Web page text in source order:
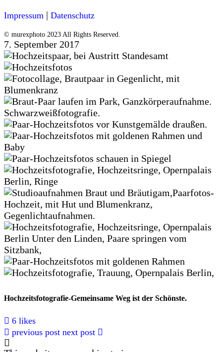
Impressum | Datenschutz
© murexphoto 2023 All Rights Reserved.
7. September 2017
Hochzeitsfotografie-Gemeinsame Weg ist der Schönste.
6 likes
previous post next post